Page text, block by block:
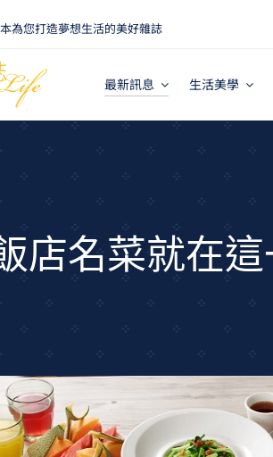
為您打造夢想生活的美好雜誌
最新訊息 生活美學
店名菜就在